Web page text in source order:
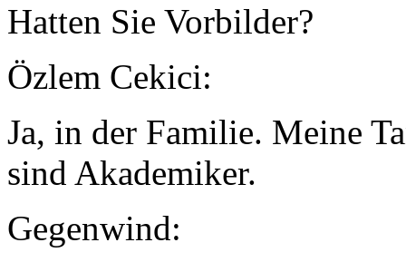
Hatten Sie Vorbilder?
Özlem Cekici:
Ja, in der Familie. Meine
sind Akademiker.
Gegenwind: